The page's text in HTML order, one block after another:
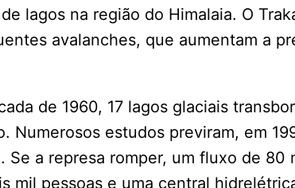
lagos na região do Himalaia. O
avalanches, que aumentam a
de 1960, 17 lagos glaciais
Numerosos estudos previram, em
Se a represa romper, um fluxo de 80
mil pessoas e uma central